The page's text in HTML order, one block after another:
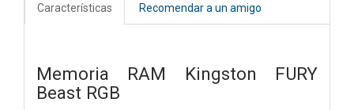
Características Recomendar a un amigo
Memoria RAM Kingston FURY
Beast RGB